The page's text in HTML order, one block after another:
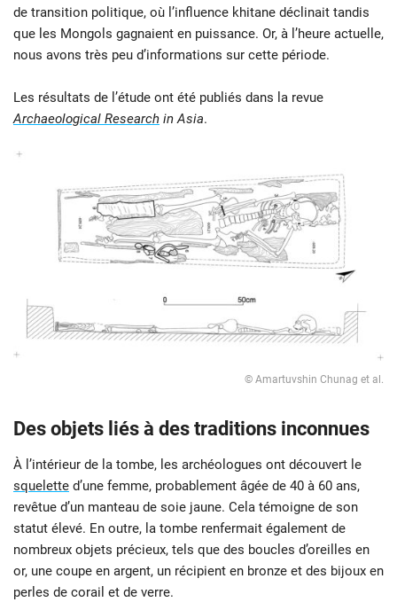
de transition politique, où l’influence khitane déclinait tandis
que les Mongols gagnaient en puissance. Or, à l’heure actuelle,
nous avons très peu d’informations sur cette période.
Les résultats de l’étude ont été publiés dans la revue
Archaeological Research in Asia.
© Amartuvshin Chunag et al.
Des objets liés à des traditions inconnues
À l’intérieur de la tombe, les archéologues ont découvert le
squelette d’une femme, probablement âgée de 40 à 60 ans,
revêtue d’un manteau de soie jaune. Cela témoigne de son
statut élevé. En outre, la tombe renfermait également de
nombreux objets précieux, tels que des boucles d’oreilles en
or, une coupe en argent, un récipient en bronze et des bijoux en
perles de corail et de verre.